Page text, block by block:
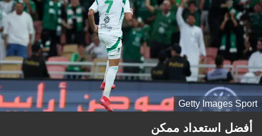
Getty Images Sport
أفضل استعداد ممكن